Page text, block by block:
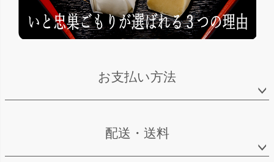
お支払い方法
配送・送料